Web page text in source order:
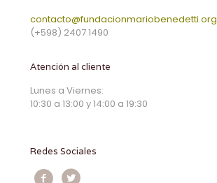
contacto@fundacionmariobenedetti.org
(+598) 2407 1490
Atención al cliente
Lunes a Viernes:
10:30 a 13:00 y 14:00 a 19:30
Redes Sociales